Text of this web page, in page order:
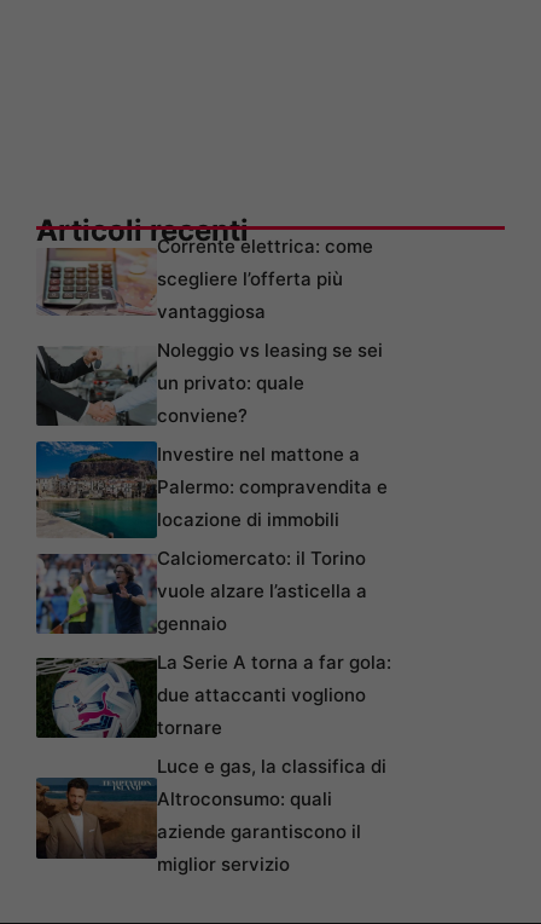
Articoli recentiCorrente elettrica: come
scegliere l’offerta più
vantaggiosa
Noleggio vs leasing se sei
un privato: quale
conviene?
Investire nel mattone a
Palermo: compravendita e
locazione di immobili
Calciomercato: il Torino
vuole alzare l’asticella a
gennaio
La Serie A torna a far gola:
due attaccanti vogliono
tornare
Luce e gas, la classifica di
Altroconsumo: quali
aziende garantiscono il
miglior servizio